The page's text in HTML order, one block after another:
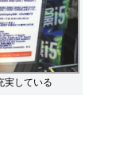
実している